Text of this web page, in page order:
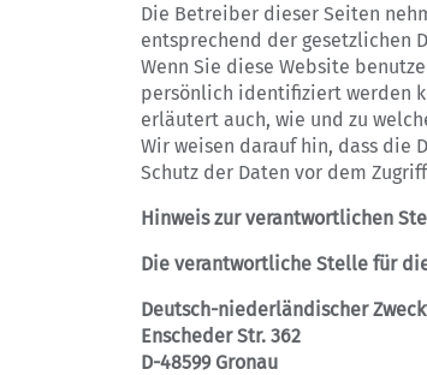
Die Betreiber dieser Seiten
entsprechend der gesetzlichen
Wenn Sie diese Website
persönlich identifiziert werden
erläutert auch, wie und zu
Wir weisen darauf hin, dass die
Schutz der Daten vor dem
Hinweis zur verantwortlichen
Die verantwortliche Stelle für
Deutsch-niederländischer
Enscheder Str. 362
D-48599 Gronau